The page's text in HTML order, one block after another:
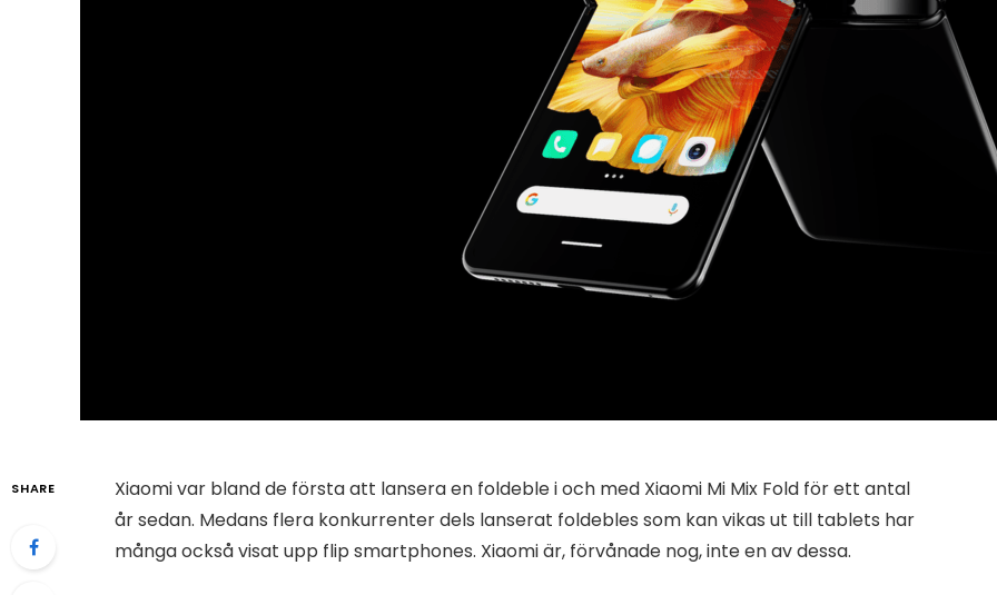
SHARE
Xiaomi var bland de första att lansera en foldeble i och med Xiaomi Mi Mix Fold för ett antal
år sedan. Medans flera konkurrenter dels lanserat foldebles som kan vikas ut till tablets har
många också visat upp flip smartphones. Xiaomi är, förvånade nog, inte en av dessa.